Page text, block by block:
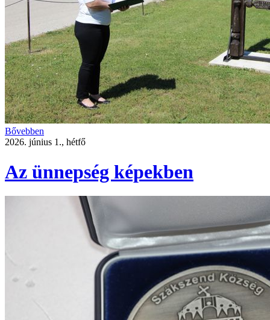
Bővebben
2026. június 1., hétfő
Az ünnepség képekben